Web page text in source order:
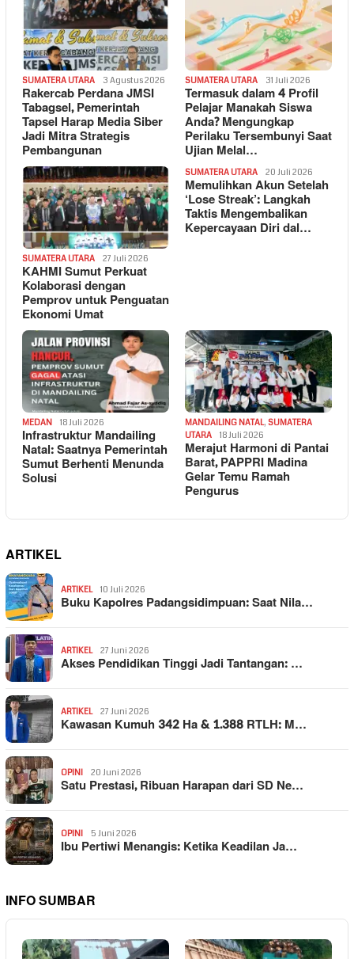
SUMATERA UTARA 3 Agustus 2026
Rakercab Perdana JMSI
Tabagsel, Pemerintah
Tapsel Harap Media Siber
Jadi Mitra Strategis
Pembangunan
SUMATERA UTARA 31 Juli 2026
Termasuk dalam 4 Profil
Pelajar Manakah Siswa
Anda? Mengungkap
Perilaku Tersembunyi Saat
Ujian Melal…
SUMATERA UTARA 27 Juli 2026
KAHMI Sumut Perkuat
Kolaborasi dengan
Pemprov untuk Penguatan
Ekonomi Umat
SUMATERA UTARA 20 Juli 2026
Memulihkan Akun Setelah
‘Lose Streak’: Langkah
Taktis Mengembalikan
Kepercayaan Diri dal…
MEDAN 18 Juli 2026
Infrastruktur Mandailing
Natal: Saatnya Pemerintah
Sumut Berhenti Menunda
Solusi
MANDAILING NATAL, SUMATERA
UTARA
18 Juli 2026
Merajut Harmoni di Pantai
Barat, PAPPRI Madina
Gelar Temu Ramah
Pengurus
ARTIKEL
ARTIKEL 10 Juli 2026
Buku Kapolres Padangsidimpuan: Saat Nila…
ARTIKEL 27 Juni 2026
Akses Pendidikan Tinggi Jadi Tantangan: …
ARTIKEL 27 Juni 2026
Kawasan Kumuh 342 Ha & 1.388 RTLH: M…
OPINI 20 Juni 2026
Satu Prestasi, Ribuan Harapan dari SD Ne…
OPINI 5 Juni 2026
Ibu Pertiwi Menangis: Ketika Keadilan Ja…
INFO SUMBAR